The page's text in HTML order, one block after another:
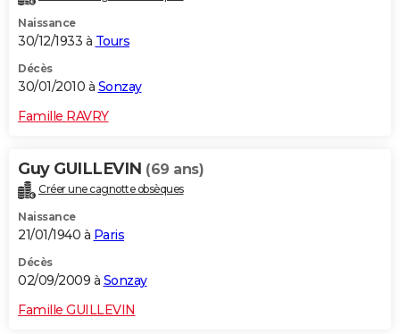
Naissance
30/12/1933 à Tours
Décès
30/01/2010 à Sonzay
Famille RAVRY
Guy GUILLEVIN (69 ans)
Créer une cagnotte obsèques
Naissance
21/01/1940 à Paris
Décès
02/09/2009 à Sonzay
Famille GUILLEVIN